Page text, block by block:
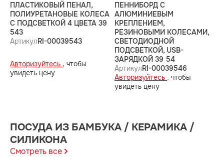
ПЛАСТИКОВЫЙ ПЕНАЛ,
ПОЛИУРЕТАНОВЫЕ КОЛЕСА
С ПОДСВЕТКОЙ 4 ЦВЕТА 39
543
АртикулRI-00039543
Авторизуйтесь , чтобы
увидеть цену
ПЕННИБОРД С
АЛЮМИНИЕВЫМ
КРЕПЛЕНИЕМ,
РЕЗИНОВЫМИ КОЛЕСАМИ,
СВЕТОДИОДНОЙ
ПОДСВЕТКОЙ, USB-
ЗАРЯДКОЙ 39 54
АртикулRI-00039546
Авторизуйтесь , чтобы
увидеть цену
ПОСУДА ИЗ БАМБУКА / КЕРАМИКА /
СИЛИКОНА
Смотреть все